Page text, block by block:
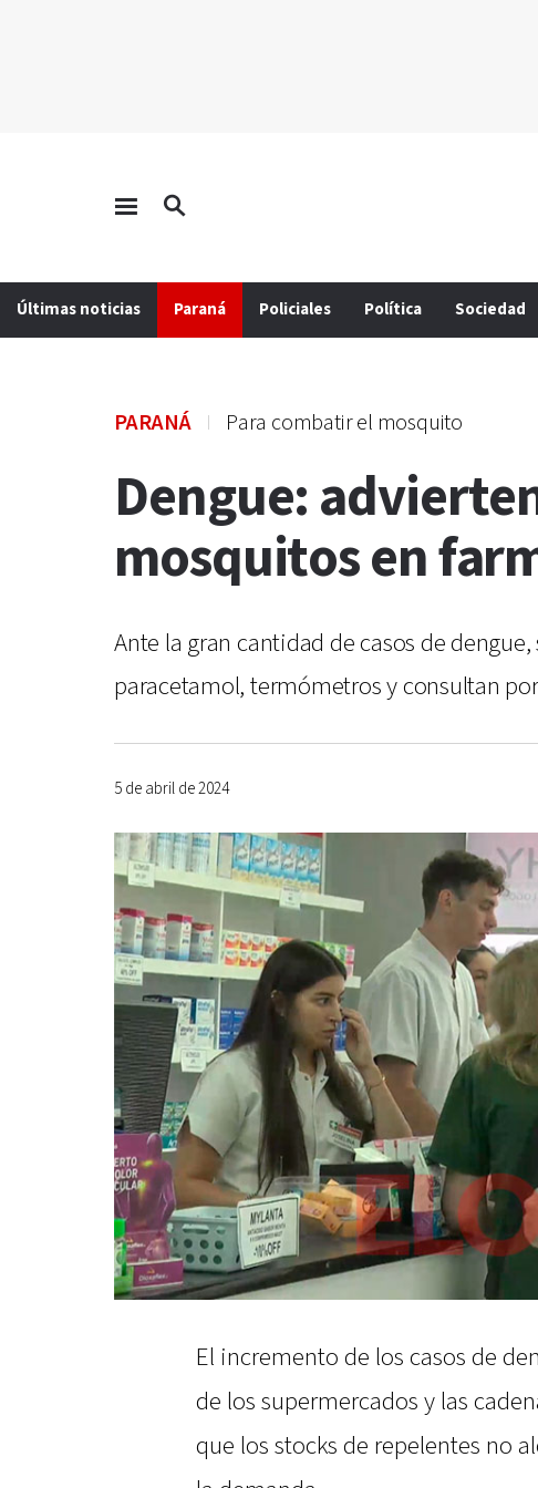
Últimas noticias Paraná Policiales Política Sociedad
PARANÁ Para combatir el mosquito
Dengue:
mosquitos en
Ante la gran cantidad de casos de
paracetamol, termómetros y consultan
5 de abril de 2024
El incremento de los casos de
de los supermercados y las
que los stocks de repelentes no